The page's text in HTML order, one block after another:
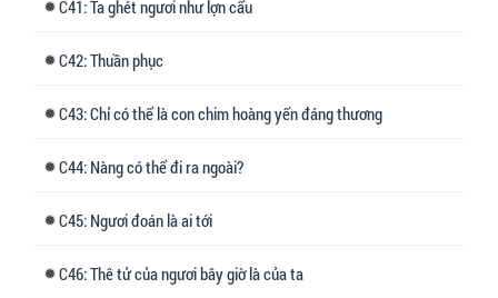
41: Ta ghét ngươi như lợn cẩu
42: Thuần phục
43: Chỉ có thể là con chim hoàng yến đáng thương
44: Nàng có thể đi ra ngoài?
45: Ngươi đoán là ai tới
46: Thê tử của ngươi bây giờ là của ta